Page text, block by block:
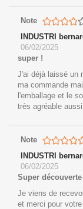
Note
INDUSTRI
06/02/2025
super !
J'ai déjà laissé un
ma commande
l'emballage et le
très agréable
Note
INDUSTRI
06/02/2025
Super découverte
Je viens de
et merci pour